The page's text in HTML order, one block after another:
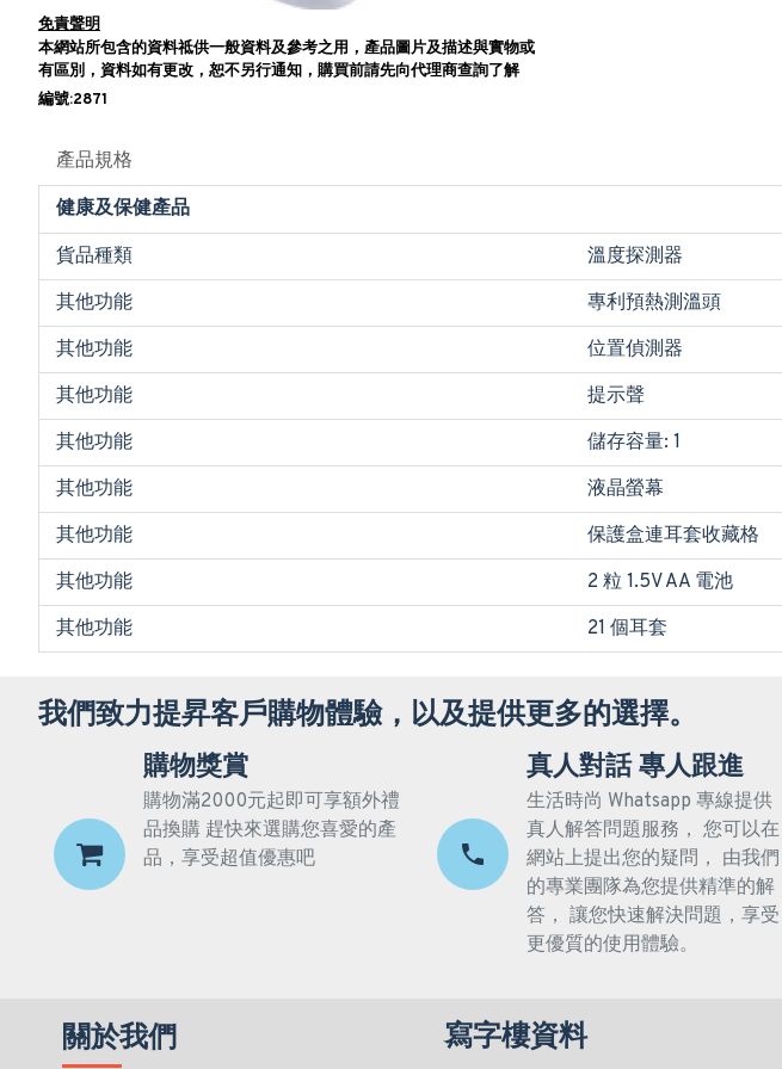
免責聲明
本網站所包含的資料祗供一般資料及參考之用，產品圖片及描述與實物或
有區別，資料如有更改，恕不另行通知，購買前請先向代理商查詢了解
編號:2871
產品規格
健康及保健產品
貨品種類
溫度探測器
其他功能
專利預熱測溫頭
其他功能
位置偵測器
其他功能
提示聲
其他功能
儲存容量: 1
其他功能
液晶螢幕
其他功能
保護盒連耳套收藏格
其他功能
2 粒 1.5V AA 電池
其他功能
21 個耳套
我們致力提昇客戶購物體驗，以及提供更多的選擇。
購物獎賞
購物滿2000元起即可享額外禮
品換購 趕快來選購您喜愛的產
品，享受超值優惠吧
真人對話 專人跟進
生活時尚 Whatsapp 專線提供
真人解答問題服務， 您可以在
網站上提出您的疑問， 由我們
的專業團隊為您提供精準的解
答， 讓您快速解決問題，享受
更優質的使用體驗。
關於我們 寫字樓資料